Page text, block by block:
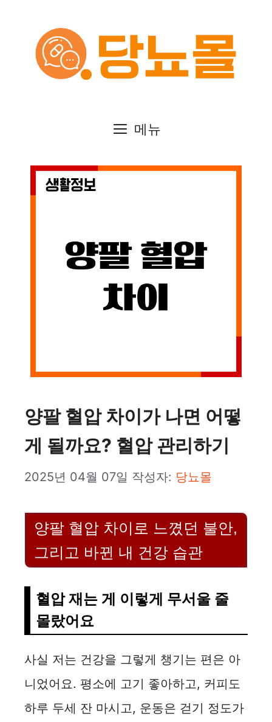
메뉴
양팔 혈압 차이가 나면 어떻
게 될까요? 혈압 관리하기
2025년 04월 07일 작성자: 당뇨몰
양팔 혈압 차이로 느꼈던 불안,
그리고 바뀐 내 건강 습관
혈압 재는 게 이렇게 무서울 줄
몰랐어요
사실 저는 건강을 그렇게 챙기는 편은 아
니었어요. 평소에 고기 좋아하고, 커피도
하루 두세 잔 마시고, 운동은 걷기 정도가